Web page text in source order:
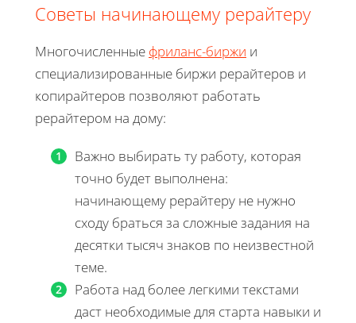
Советы начинающему рерайтеру
Многочисленные фриланс-биржи и
специализированные биржи рерайтеров и
копирайтеров позволяют работать
рерайтером на дому:
Важно выбирать ту работу, которая
точно будет выполнена:
начинающему рерайтеру не нужно
сходу браться за сложные задания на
десятки тысяч знаков по неизвестной
теме.
Работа над более легкими текстами
даст необходимые для старта навыки и